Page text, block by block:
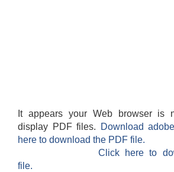
It appears your Web browser is
display PDF files.
Download
here to download the PDF file.
Click here to
file.